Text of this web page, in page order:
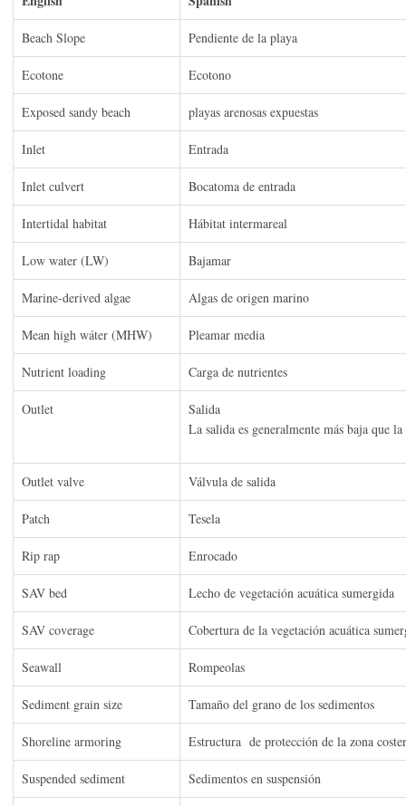
Beach Slope Pendiente de la playa
Ecotone Ecotono
Exposed sandy beach playas arenosas expuestas
Inlet Entrada
Inlet culvert Bocatoma de entrada
Intertidal habitat Hábitat intermareal
Low water (LW) Bajamar
Marine-derived algae Algas de origen marino
Mean high wáter (MHW) Pleamar media
Nutrient loading Carga de nutrientes
Outlet
Salida
La salida es generalmente más baja que
Outlet valve Válvula de salida
Patch Tesela
Rip rap Enrocado
SAV bed Lecho de vegetación acuática sumergida
SAV coverage Cobertura de la vegetación acuática
Seawall Rompeolas
Sediment grain size Tamaño del grano de los sedimentos
Shoreline armoring Estructura de protección de la zona
Suspended sediment Sedimentos en suspensión